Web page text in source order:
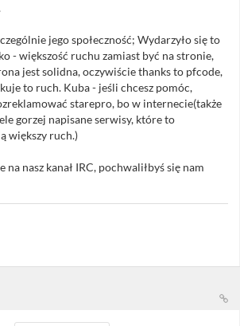
jego społeczność; Wydarzyło się to
- większość ruchu zamiast być na stronie,
jest solidna, oczywiście thanks to pfcode,
to ruch. Kuba - jeśli chcesz pomóc,
starepro, bo w internecie(także
gorzej napisane serwisy, które to
większy ruch.)
na nasz kanał IRC, pochwaliłbyś się nam